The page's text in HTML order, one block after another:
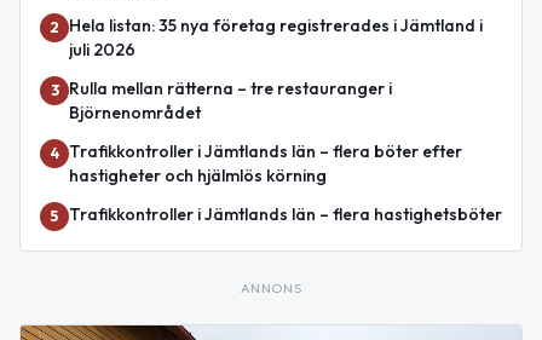
2
Hela listan: 35 nya företag registrerades i Jämtland i
juli 2026
3
Rulla mellan rätterna – tre restauranger i
Björnenområdet
4
Trafikkontroller i Jämtlands län – flera böter efter
hastigheter och hjälmlös körning
5 Trafikkontroller i Jämtlands län – flera hastighetsböter
ANNONS